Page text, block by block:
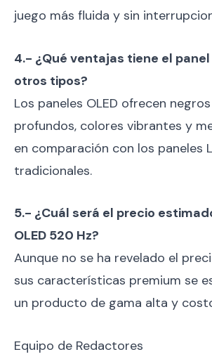
juego más fluida y sin
4.- ¿Qué ventajas tiene el panel
otros tipos?
Los paneles OLED ofrecen
profundos, colores vibrantes y
en comparación con los paneles
tradicionales.
5.- ¿Cuál será el precio
OLED 520 Hz?
Aunque no se ha revelado el
sus características premium se
un producto de gama alta y
Equipo de Redactores